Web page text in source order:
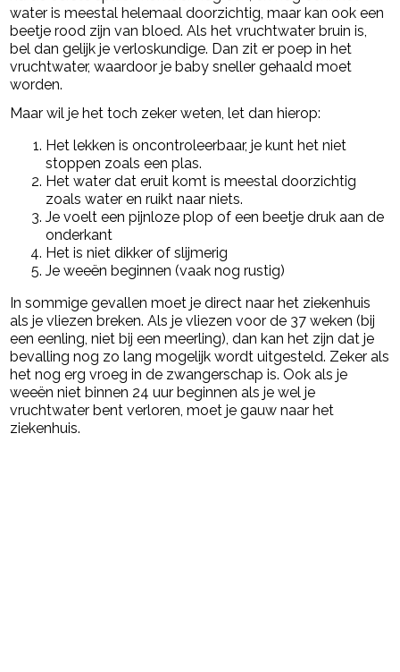
water is meestal helemaal doorzichtig, maar kan ook een
beetje rood zijn van bloed. Als het vruchtwater bruin is,
bel dan gelijk je verloskundige. Dan zit er poep in het
vruchtwater, waardoor je baby sneller gehaald moet
worden.
Maar wil je het toch zeker weten, let dan hierop:
Het lekken is oncontroleerbaar, je kunt het niet
stoppen zoals een plas.
Het water dat eruit komt is meestal doorzichtig
zoals water en ruikt naar niets.
Je voelt een pijnloze plop of een beetje druk aan de
onderkant
Het is niet dikker of slijmerig
Je weeën beginnen (vaak nog rustig)
In sommige gevallen moet je direct naar het ziekenhuis
als je vliezen breken. Als je vliezen voor de 37 weken (bij
een eenling, niet bij een meerling), dan kan het zijn dat je
bevalling nog zo lang mogelijk wordt uitgesteld. Zeker als
het nog erg vroeg in de zwangerschap is. Ook als je
weeën niet binnen 24 uur beginnen als je wel je
vruchtwater bent verloren, moet je gauw naar het
ziekenhuis.